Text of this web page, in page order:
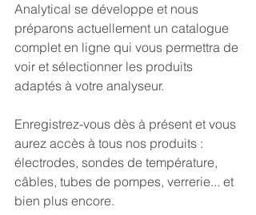
Analytical se développe et nous
préparons actuellement un catalogue
complet en ligne qui vous permettra de
voir et sélectionner les produits
adaptés à votre analyseur.
Enregistrez-vous dès à présent et vous
aurez accès à tous nos produits :
électrodes, sondes de température,
câbles, tubes de pompes, verrerie... et
bien plus encore.